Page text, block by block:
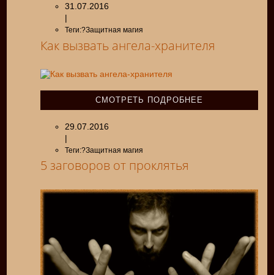
31.07.2016
|
Теги:?Защитная магия
Как вызвать ангела-хранителя
СМОТРЕТЬ ПОДРОБНЕЕ
29.07.2016
|
Теги:?Защитная магия
5 заговоров от проклятья